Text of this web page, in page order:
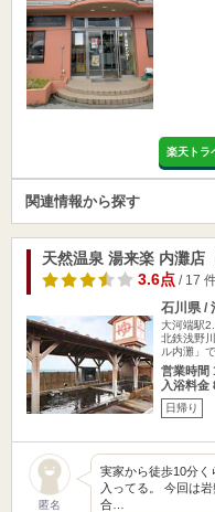
楽天トラ
関連情報から探す
天然温泉 湯来楽 内灘店
3.6点/ 17
石川県 /
大河端駅
北鉄浅野
ル内灘」
営業時間
入浴料金
日帰り
匿名
実家から徒歩10分く
入ってる。 今回は
合…